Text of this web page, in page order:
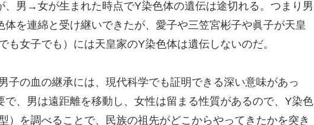
、男→女が生まれた時点でY染色体の遺伝は途切れる。つまり男
を連綿と受け継いできたが、愛子や三笠宮彬子や眞子が天皇
も女子でも）には天皇家のY染色体は遺伝しないのだ。
子の血の継承には、現代科学でも証明できる深い意味があっ
、男は遠距離を移動し、女性は留まる性質があるので、Y染色
）を調べることで、民族の祖先がどこからやってきたかを突き